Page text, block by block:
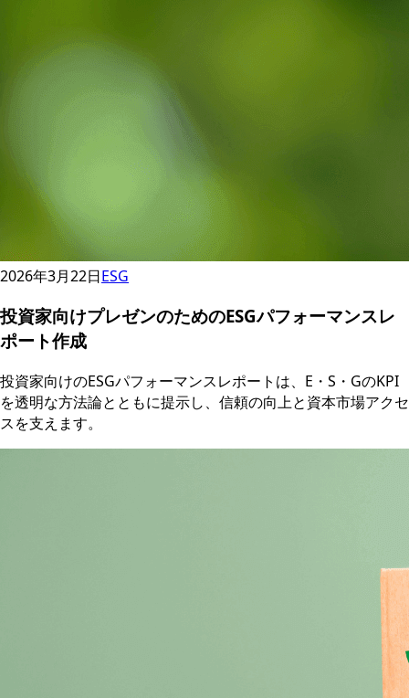
2026年3月22日ESG
投資家向けプレゼンのためのESGパフォーマンスレ
ポート作成
投資家向けのESGパフォーマンスレポートは、E・S・GのKPI
を透明な方法論とともに提示し、信頼の向上と資本市場アクセ
スを支えます。